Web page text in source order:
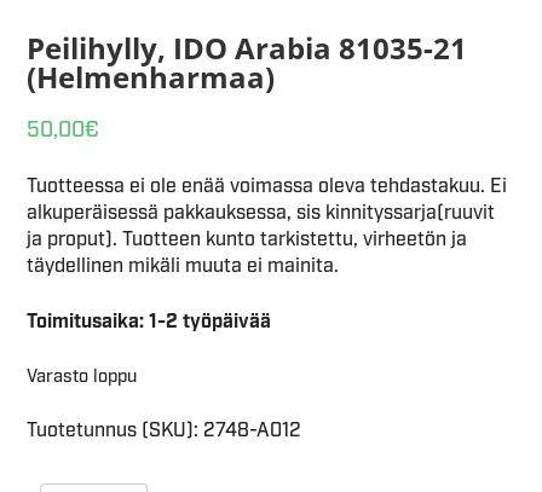
Peilihylly, IDO Arabia 81035-21
(Helmenharmaa)
50,00€
Tuotteessa ei ole enää voimassa oleva tehdastakuu. Ei
alkuperäisessä pakkauksessa, sis kinnityssarja(ruuvit
ja proput). Tuotteen kunto tarkistettu, virheetön ja
täydellinen mikäli muuta ei mainita.
Toimitusaika: 1-2 työpäivää
Varasto loppu
Tuotetunnus (SKU): 2748-A012